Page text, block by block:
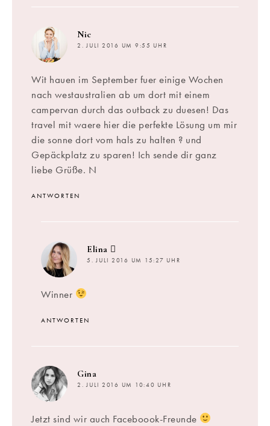
Nic
2. JULI 2016 UM 9:55 UHR
Wit hauen im September fuer einige Wochen
nach westaustralien ab um dort mit einem
campervan durch das outback zu duesen! Das
travel mit waere hier die perfekte Lösung um mir
die sonne dort vom hals zu halten ? und
Gepäckplatz zu sparen! Ich sende dir ganz
liebe Grüße. N
ANTWORTEN
Elina
5. JULI 2016 UM 15:27 UHR
Winner
ANTWORTEN
Gina
2. JULI 2016 UM 10:40 UHR
Jetzt sind wir auch Faceboook-Freunde